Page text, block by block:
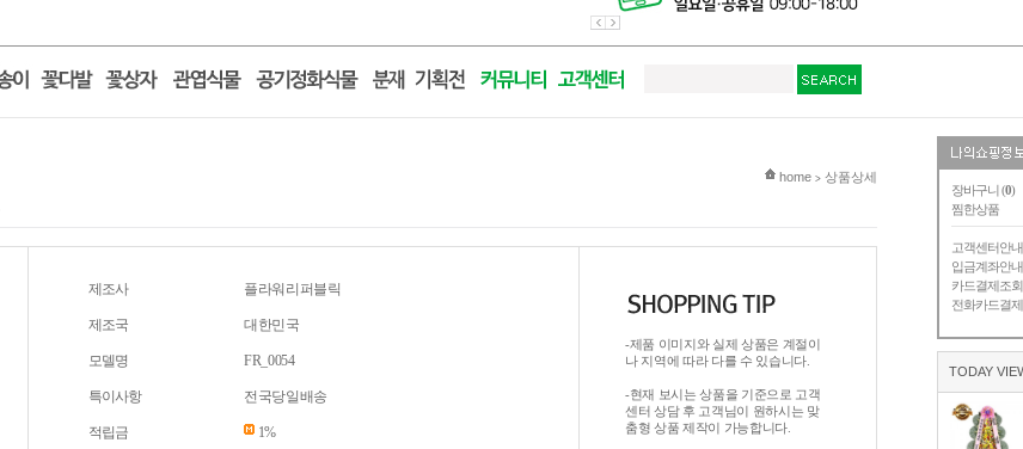
장바구니 (0)
찜한상품
고객센터안내
입금계좌안내
카드결제조회
전화카드결제
TODAY
현재 위치
home > 상품상세
제조사 플라워리퍼블릭
제조국 대한민국
모델명 FR_0054
특이사항 전국당일배송
적립금 1%
-제품 이미지와 실제 상품은 계절이
나 지역에 따라 다를 수 있습니다.
-현재 보시는 상품을 기준으로 고객
센터 상담 후 고객님이 원하시는 맞
춤형 상품 제작이 가능합니다.